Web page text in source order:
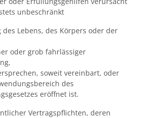
unbeschränkt
des Lebens, des Körpers oder der
oder grob fahrlässiger
soweit vereinbart, oder
des
eröffnet ist.
Vertragspflichten, deren